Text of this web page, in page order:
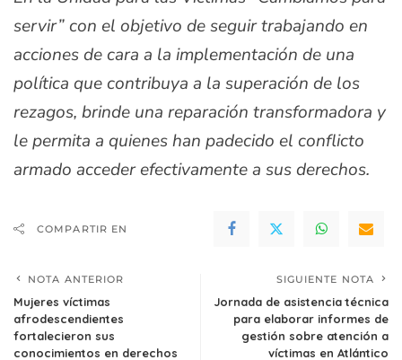
servir” con el objetivo de seguir trabajando en
acciones de cara a la implementación de una
política que contribuya a la superación de los
rezagos, brinde una reparación transformadora y
le permita a quienes han padecido el conflicto
armado acceder efectivamente a sus derechos.
COMPARTIR EN
NOTA ANTERIOR
Mujeres víctimas
afrodescendientes
fortalecieron sus
conocimientos en derechos
SIGUIENTE NOTA
Jornada de asistencia técnica
para elaborar informes de
gestión sobre atención a
víctimas en Atlántico